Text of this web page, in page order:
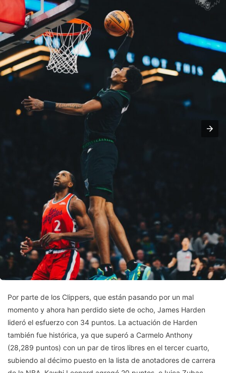
Por parte de los Clippers, que están pasando por un mal
momento y ahora han perdido siete de ocho, James Harden
lideró el esfuerzo con 34 puntos. La actuación de Harden
también fue histórica, ya que superó a Carmelo Anthony
(28,289 puntos) con un par de tiros libres en el tercer cuarto,
subiendo al décimo puesto en la lista de anotadores de carrera